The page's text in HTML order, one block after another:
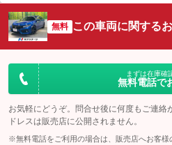
無料 この車両に関する
まずは在庫確
無料電話で
お気軽にどうぞ。問合せ後に何度もご連絡
ドレスは販売店に公開されません。
※無料電話をご利用の場合は、販売店へお客